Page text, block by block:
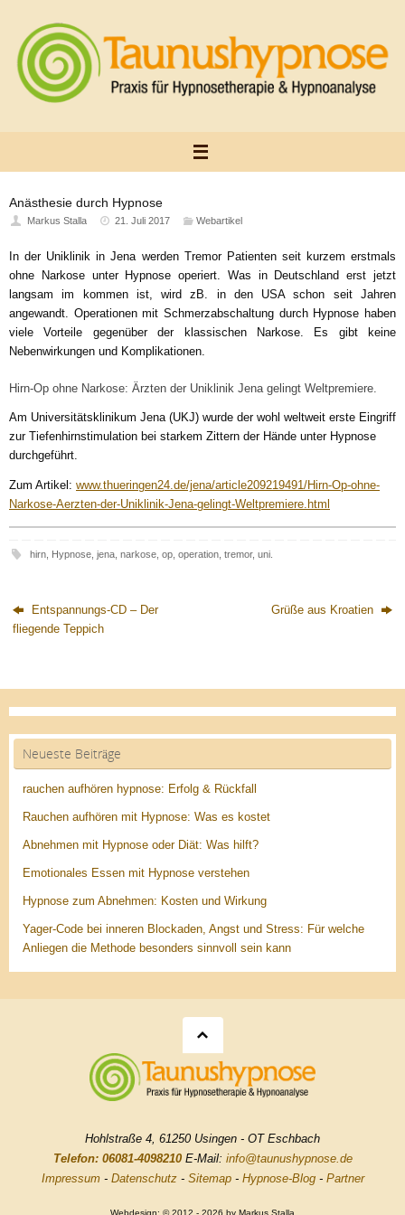
springen
Anästhesie durch Hypnose
Markus Stalla 21. Juli 2017 Webartikel
In der Uniklinik in Jena werden Tremor Patienten seit kurzem erstmals
ohne Narkose unter Hypnose operiert. Was in Deutschland erst jetzt
langsam im kommen ist, wird zB. in den USA schon seit Jahren
angewandt. Operationen mit Schmerzabschaltung durch Hypnose haben
viele Vorteile gegenüber der klassischen Narkose. Es gibt keine
Nebenwirkungen und Komplikationen.
Hirn-Op ohne Narkose: Ärzten der Uniklinik Jena gelingt Weltpremiere.
Am Universitätsklinikum Jena (UKJ) wurde der wohl weltweit erste Eingriff
zur Tiefenhirnstimulation bei starkem Zittern der Hände unter Hypnose
durchgeführt.
Zum Artikel: www.thueringen24.de/jena/article209219491/Hirn-Op-ohne-
Narkose-Aerzten-der-Uniklinik-Jena-gelingt-Weltpremiere.html
hirn, Hypnose, jena, narkose, op, operation, tremor, uni.
Entspannungs-CD – Der
fliegende Teppich
Grüße aus Kroatien
Neueste Beiträge
rauchen aufhören hypnose: Erfolg & Rückfall
Rauchen aufhören mit Hypnose: Was es kostet
Abnehmen mit Hypnose oder Diät: Was hilft?
Emotionales Essen mit Hypnose verstehen
Hypnose zum Abnehmen: Kosten und Wirkung
Yager-Code bei inneren Blockaden, Angst und Stress: Für welche
Anliegen die Methode besonders sinnvoll sein kann
Hohlstraße 4, 61250 Usingen - OT Eschbach
Telefon: 06081-4098210E-Mail: info@taunushypnose.de
Impressum- Datenschutz- Sitemap- Hypnose-Blog- Partner